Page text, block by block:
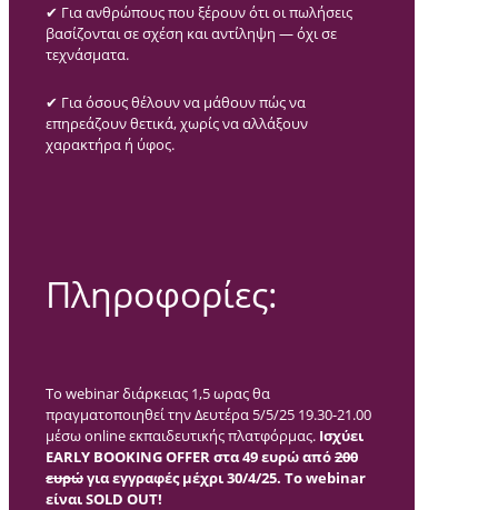
✔ Για ανθρώπους που ξέρουν ότι οι πωλήσεις
βασίζονται σε σχέση και αντίληψη — όχι σε
τεχνάσματα.
✔ Για όσους θέλουν να μάθουν πώς να
επηρεάζουν θετικά, χωρίς να αλλάξουν
χαρακτήρα ή ύφος.
Πληροφορίες:
Το webinar διάρκειας 1,5 ωρας θα
πραγματοποιηθεί την Δευτέρα 5/5/25 19.30-21.00
μέσω online εκπαιδευτικής πλατφόρμας. Ισχύει
EARLY BOOKING OFFER στα 49 ευρώ από200
ευρώγια εγγραφές μέχρι 30/4/25. To webinar
είναι SOLD OUT!